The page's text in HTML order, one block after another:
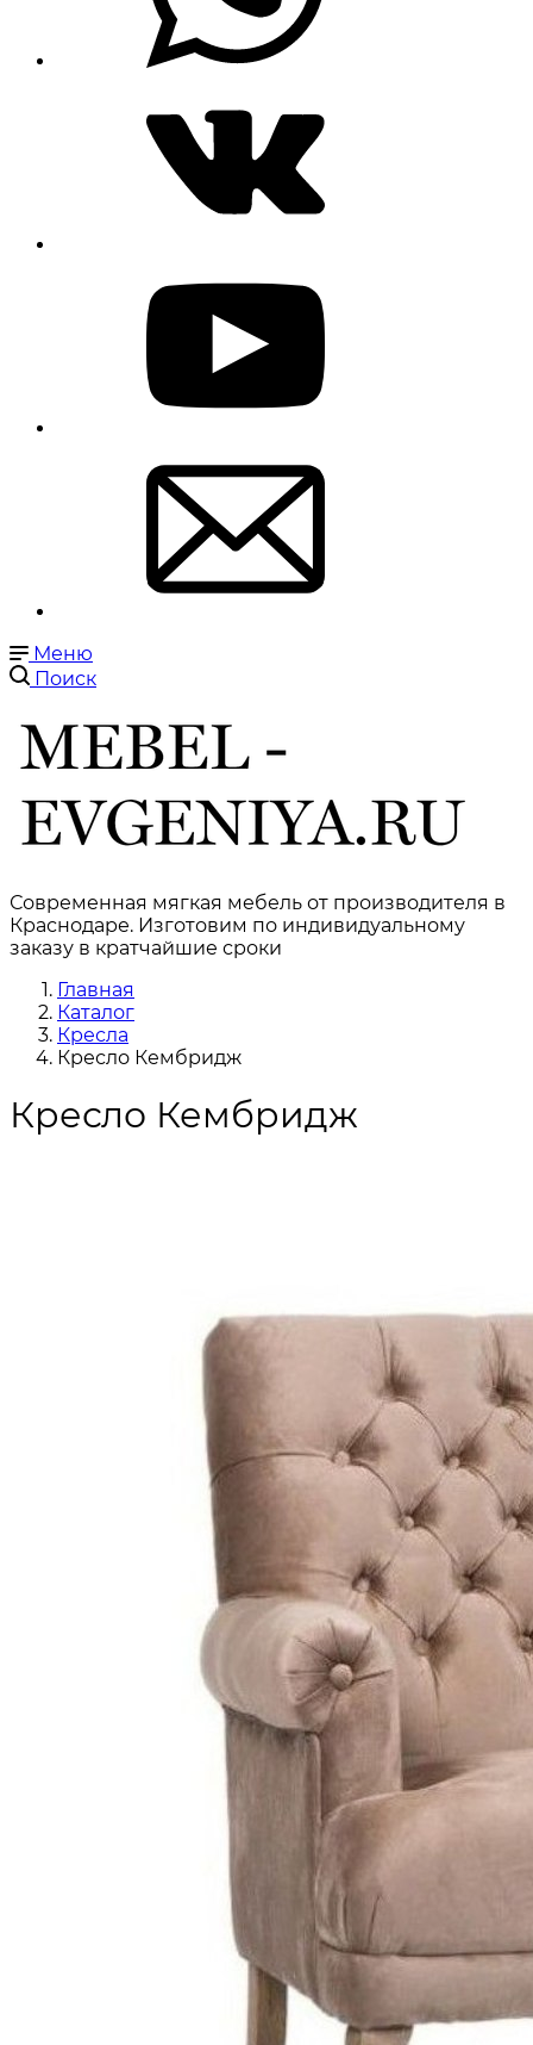
Меню
Поиск
Современная мягкая мебель от производителя в
Краснодаре. Изготовим по индивидуальному
заказу в кратчайшие сроки
Главная
Каталог
Кресла
Кресло Кембридж
Кресло Кембридж